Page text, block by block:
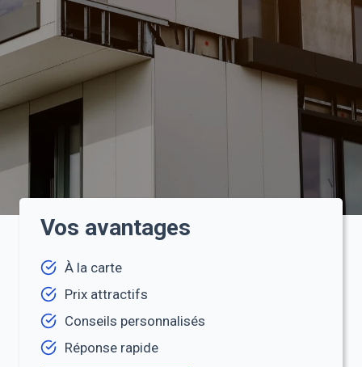
Vos avantages
À la carte
Prix attractifs
Conseils personnalisés
Réponse rapide